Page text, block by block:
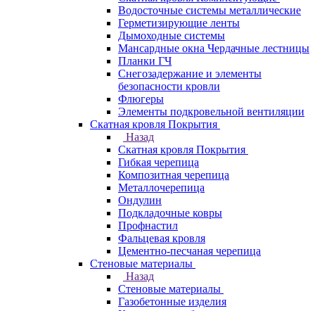
Водосточные системы металлические
Герметизирующие ленты
Дымоходные системы
Мансардные окна Чердачные лестницы
Планки ГЧ
Снегозадержание и элементы
безопасности кровли
Флюгеры
Элементы подкровельной вентиляции
Скатная кровля Покрытия
Назад
Скатная кровля Покрытия
Гибкая черепица
Композитная черепица
Металлочерепица
Ондулин
Подкладочные ковры
Профнастил
Фальцевая кровля
Цементно-песчаная черепица
Стеновые материалы
Назад
Стеновые материалы
Газобетонные изделия